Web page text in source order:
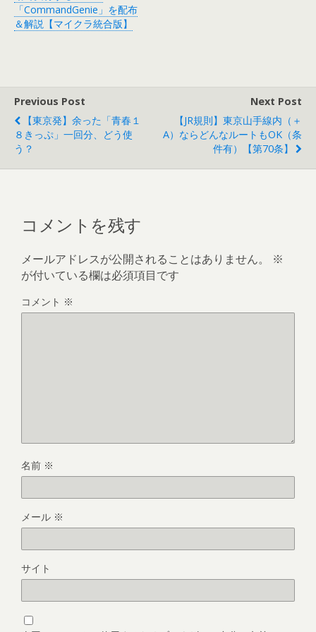
「CommandGenie」を配布
＆解説【マイクラ統合版】
Previous Post
【東京発】余った「青春１
８きっぷ」一回分、どう使
う？
Next Post
【JR規則】東京山手線内（＋
Α）ならどんなルートもOK（条
件有）【第70条】
コメントを残す
メールアドレスが公開されることはありません。
※
が付いている欄は必須項目です
コメント ※
名前 ※
メール ※
サイト